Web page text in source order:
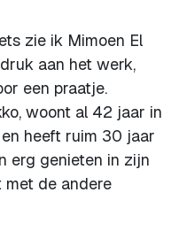
zie ik Mimoen El
aan het werk,
een praatje.
woont al 42 jaar in
heeft ruim 30 jaar
erg genieten in zijn
de andere